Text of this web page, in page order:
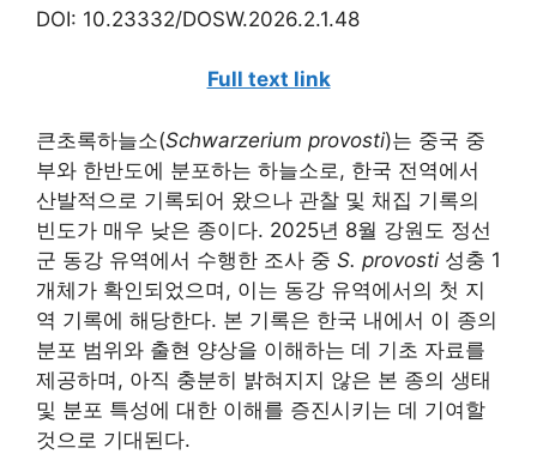
DOI: 10.23332/DOSW.2026.2.1.48
Full text link
큰초록하늘소(Schwarzerium provosti)는 중국 중
부와 한반도에 분포하는 하늘소로, 한국 전역에서
산발적으로 기록되어 왔으나 관찰 및 채집 기록의
빈도가 매우 낮은 종이다. 2025년 8월 강원도 정선
군 동강 유역에서 수행한 조사 중 S. provosti 성충 1
개체가 확인되었으며, 이는 동강 유역에서의 첫 지
역 기록에 해당한다. 본 기록은 한국 내에서 이 종의
분포 범위와 출현 양상을 이해하는 데 기초 자료를
제공하며, 아직 충분히 밝혀지지 않은 본 종의 생태
및 분포 특성에 대한 이해를 증진시키는 데 기여할
것으로 기대된다.